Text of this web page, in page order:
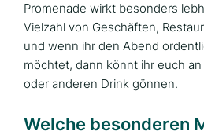
Promenade wirkt besonders
Vielzahl von Geschäften,
und wenn ihr den Abend
möchtet, dann könnt ihr euch
oder anderen Drink gönnen.
Welche besonderen